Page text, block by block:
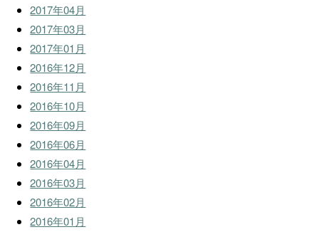
2017年04月
2017年03月
2017年01月
2016年12月
2016年11月
2016年10月
2016年09月
2016年06月
2016年04月
2016年03月
2016年02月
2016年01月